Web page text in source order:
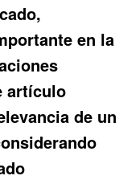
en la
artículo
de un